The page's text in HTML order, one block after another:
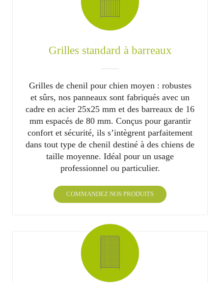
Grilles standard à barreaux
Grilles de chenil pour chien moyen : robustes
et sûrs, nos panneaux sont fabriqués avec un
cadre en acier 25x25 mm et des barreaux de 16
mm espacés de 80 mm. Conçus pour garantir
confort et sécurité, ils s’intègrent parfaitement
dans tout type de chenil destiné à des chiens de
taille moyenne. Idéal pour un usage
professionnel ou particulier.
COMMANDEZ NOS PRODUITS